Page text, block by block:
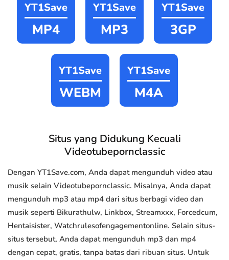
YT1Save
MP4
YT1Save
MP3
YT1Save
3GP
YT1Save
WEBM
YT1Save
M4A
Situs yang Didukung Kecuali
Videotubepornclassic
Dengan YT1Save.com, Anda dapat mengunduh video atau
musik selain Videotubepornclassic. Misalnya, Anda dapat
mengunduh mp3 atau mp4 dari situs berbagi video dan
musik seperti Bikurathulw, Linkbox, Streamxxx, Forcedcum,
Hentaisister, Watchrulesofengagementonline. Selain situs-
situs tersebut, Anda dapat mengunduh mp3 dan mp4
dengan cepat, gratis, tanpa batas dari ribuan situs. Untuk